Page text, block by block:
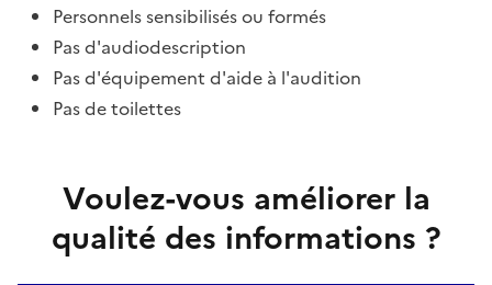
Personnels sensibilisés ou formés
Pas d'audiodescription
Pas d'équipement d'aide à l'audition
Pas de toilettes
Voulez-vous améliorer la
qualité des informations ?